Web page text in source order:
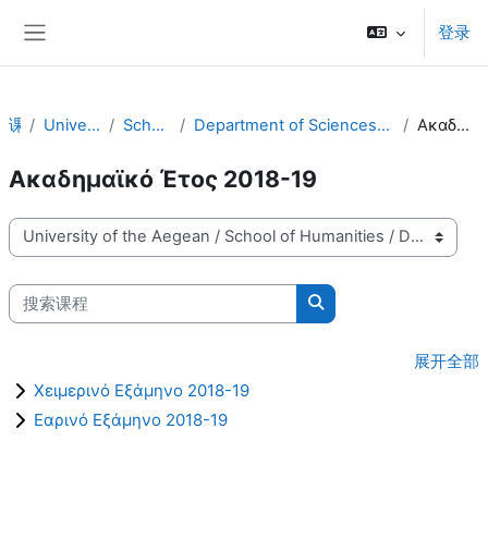
登录
课程 University of the Aegean School of Humanities Department of Sciences of Preschool Education and Educational Design - PSE Ακαδημαϊκό Έτος 2018-19
Ακαδημαϊκό Έτος 2018-19
课程类别
搜索课程
搜索课程
展开全部
Χειμερινό Εξάμηνο 2018-19
Εαρινό Εξάμηνο 2018-19